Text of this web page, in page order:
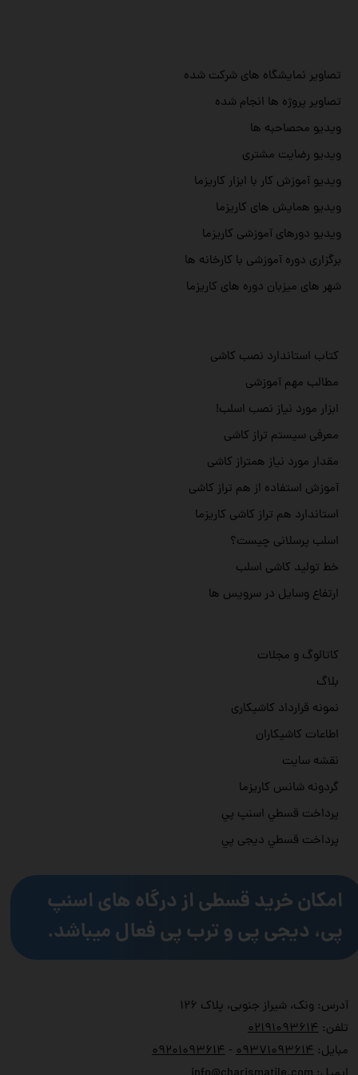
آدرس: ونک، شیراز جنوبی، پلاک ۱۲۶
تلفن:
۰۲۱۹۱۰۹۳۶۱۴
مبایل:
۰۹۳۷۱۰۹۳۶۱۴ - ۰۹۲۰۱۰۹۳۶۱۴
تصاویر نمایشگاه های شرکت شده
تصاویر پروژه ها انجام شده
ویدیو محصاحبه ها
ویدیو رضایت مشتری
ویدیو آموزش کار با ابزار کاریزما
ویدیو همایش های کاریزما
ویدیو دورهای آموزشی کاریزما
برگزاری دوره آموزشی با کارخانه ها
شهر های میزبان دوره های کاریزما
کاتالوگ و مجلات
بلاگ
نمونه قرارداد کاشیکاری
اطاعات کاشیکاران
نقشه سایت
گردونه شانس کاریزما
پرداخت قسطي اسنپ پي
پرداخت قسطي دیجی پي
کتاب استاندارد نصب کاشی
مطالب مهم آموزشی
ابزار مورد نیاز نصب اسلب!
معرفی سیستم تراز کاشی
مقدار مورد نیاز همتراز کاشی
آموزش استفاده از هم تراز کاشی
استاندارد هم تراز کاشی کاریزما
اسلب پرسلانی چیست؟
خط تولید کاشی اسلب
ارتفاع وسایل در سرویس ها
امکان خرید قسطی از درگاه های اسنپ
پی، دیجی پی و ترب پی فعال میباشد.